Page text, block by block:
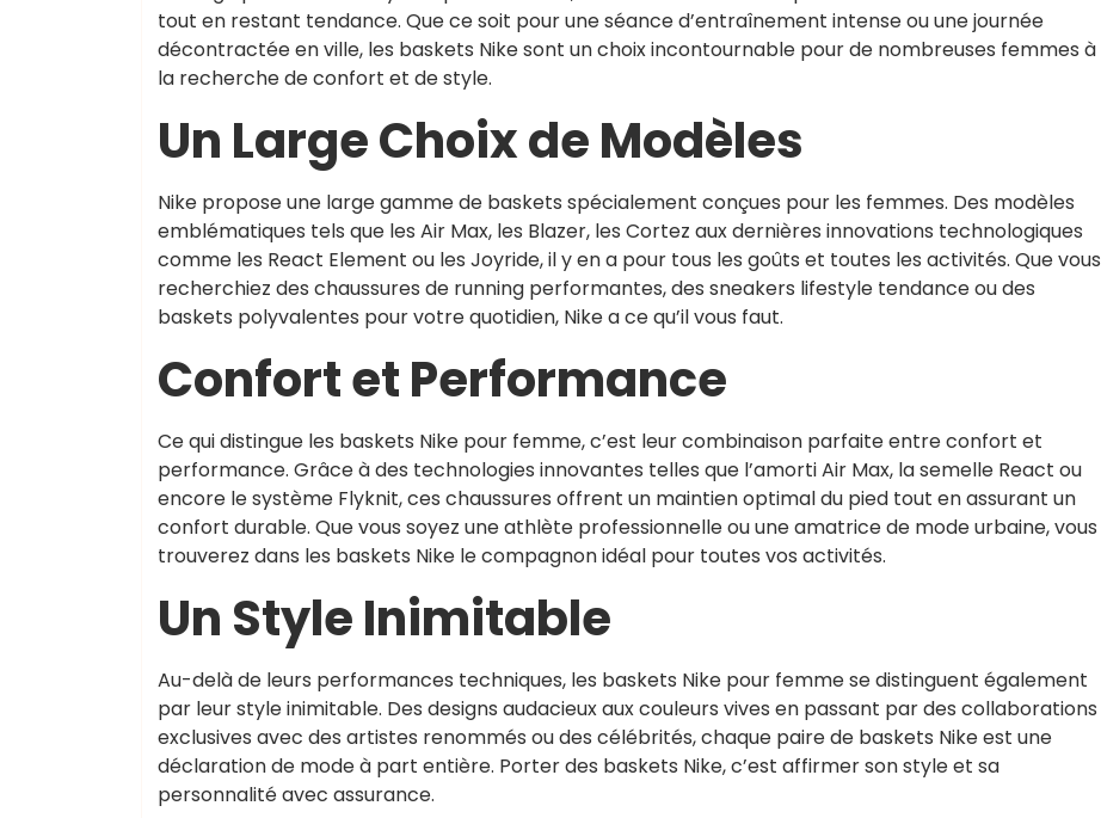
tout en restant tendance. Que ce soit pour une séance d’entraînement intense ou une journée
décontractée en ville, les baskets Nike sont un choix incontournable pour de nombreuses femmes à
la recherche de confort et de style.
Un Large Choix de Modèles
Nike propose une large gamme de baskets spécialement conçues pour les femmes. Des modèles
emblématiques tels que les Air Max, les Blazer, les Cortez aux dernières innovations technologiques
comme les React Element ou les Joyride, il y en a pour tous les goûts et toutes les activités. Que vous
recherchiez des chaussures de running performantes, des sneakers lifestyle tendance ou des
baskets polyvalentes pour votre quotidien, Nike a ce qu’il vous faut.
Confort et Performance
Ce qui distingue les baskets Nike pour femme, c’est leur combinaison parfaite entre confort et
performance. Grâce à des technologies innovantes telles que l’amorti Air Max, la semelle React ou
encore le système Flyknit, ces chaussures offrent un maintien optimal du pied tout en assurant un
confort durable. Que vous soyez une athlète professionnelle ou une amatrice de mode urbaine, vous
trouverez dans les baskets Nike le compagnon idéal pour toutes vos activités.
Un Style Inimitable
Au-delà de leurs performances techniques, les baskets Nike pour femme se distinguent également
par leur style inimitable. Des designs audacieux aux couleurs vives en passant par des collaborations
exclusives avec des artistes renommés ou des célébrités, chaque paire de baskets Nike est une
déclaration de mode à part entière. Porter des baskets Nike, c’est affirmer son style et sa
personnalité avec assurance.